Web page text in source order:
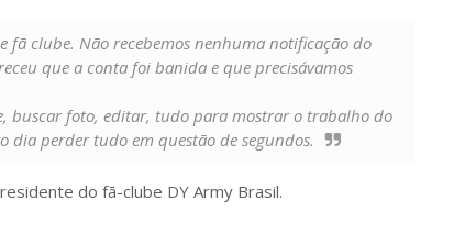
fã clube. Não recebemos nenhuma notificação do
que a conta foi banida e que precisávamos
buscar foto, editar, tudo para mostrar o trabalho do
dia perder tudo em questão de segundos.
do fã-clube DY Army Brasil.